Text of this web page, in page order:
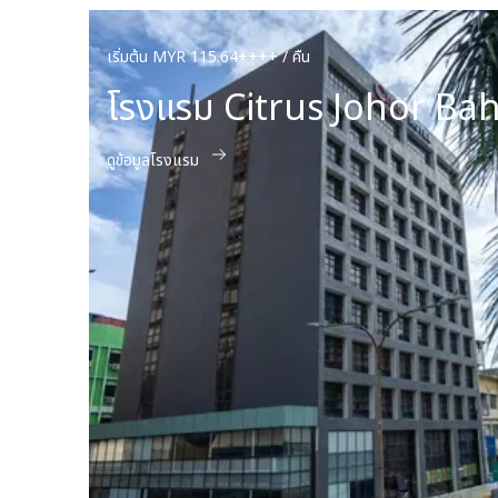
เริ่มต้น MYR 115.64++++ / คืน
โรงแรม Citrus Johor
ดูข้อมูลโรงแรม